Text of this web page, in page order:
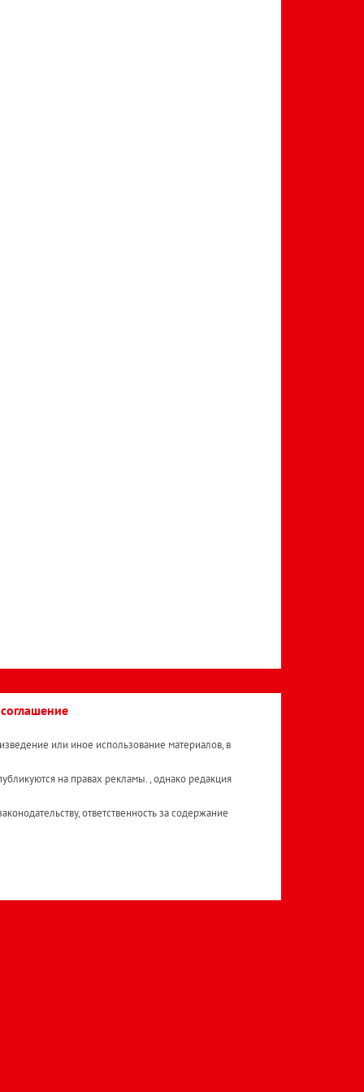
или иное использование материалов, в
на правах рекламы. , однако редакция
ответственность за содержание